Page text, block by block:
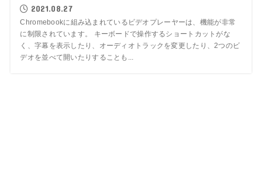
2021.08.27
Chromebookに組み込まれているビデオプレーヤーは、機能が非常
に制限されています。 キーボードで操作するショートカットがな
く、字幕を表示したり、オーディオトラックを変更したり、2つのビ
デオを並べて開いたりすることも...